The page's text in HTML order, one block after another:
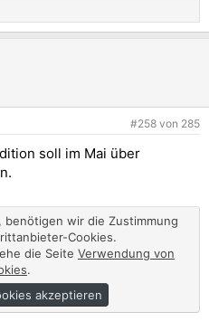
#258 von 285
soll im Mai über
benötigen wir die Zustimmung
Cookies.
die Seite Verwendung von
.
akzeptieren